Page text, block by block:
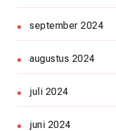
september 2024
augustus 2024
juli 2024
juni 2024